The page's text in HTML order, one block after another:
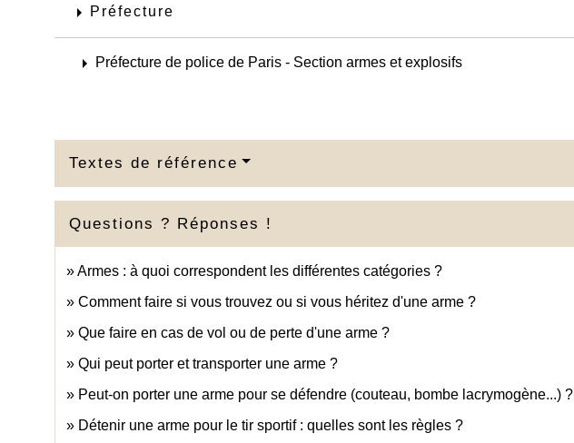
arrow_right Préfecture
arrow_right Préfecture de police de Paris - Section armes et explosifs
Textes de référence
Questions ? Réponses !
Armes : à quoi correspondent les différentes catégories ?
Comment faire si vous trouvez ou si vous héritez d'une arme ?
Que faire en cas de vol ou de perte d'une arme ?
Qui peut porter et transporter une arme ?
Peut-on porter une arme pour se défendre (couteau, bombe lacrymogène...) ?
Détenir une arme pour le tir sportif : quelles sont les règles ?